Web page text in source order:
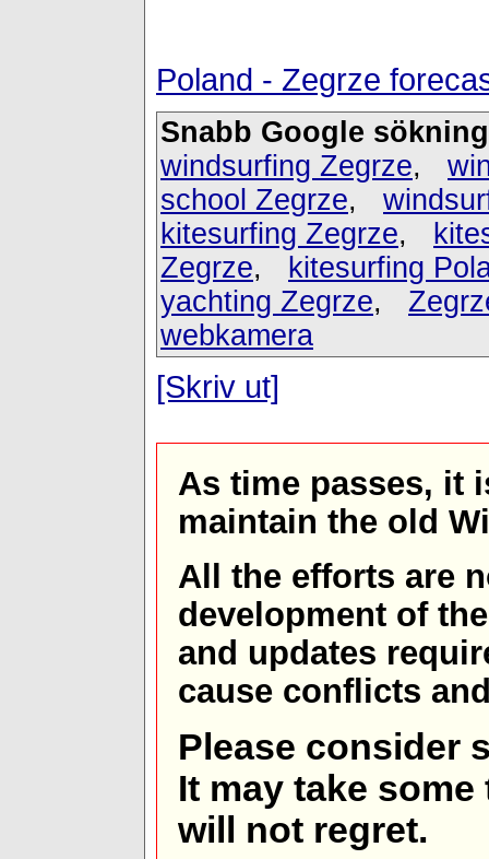
Poland - Zegrze
Snabb Google
windsurfing Zegrze,
school Zegrze,
kitesurfing Zegrze,
Zegrze,
kitesurfing
yachting Zegrze,
webkamera
[Skriv ut]
As time passes, it
maintain the old
All the efforts are
development of
and updates
cause conflicts
Please consider
It may take
will not regret.